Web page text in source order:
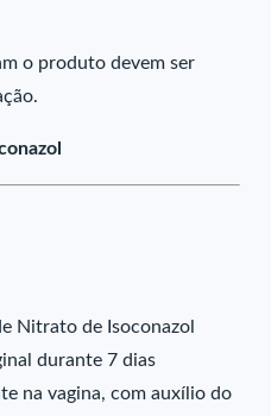
o produto devem ser
Nitrato de Isoconazol
durante 7 dias
na vagina, com auxílio do